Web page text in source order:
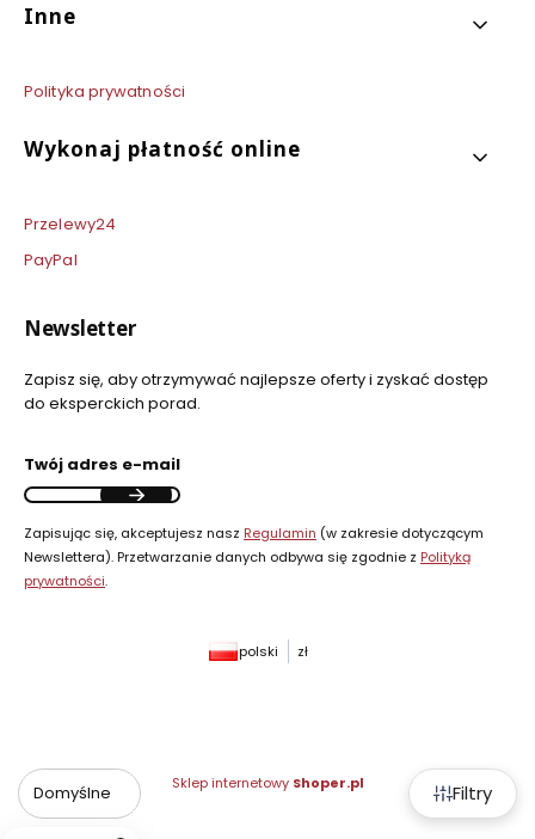
Filtry
Domyślne
Inne
Polityka prywatności
Wykonaj płatność online
Przelewy24
PayPal
Newsletter
Zapisz się, aby otrzymywać najlepsze oferty i zyskać dostęp
do eksperckich porad.
Twój adres e-mail
Zapisując się, akceptujesz nasz Regulamin (w zakresie dotyczącym
Newslettera). Przetwarzanie danych odbywa się zgodnie z Polityką
prywatności.
polski zł
Sklep internetowy Shoper.pl